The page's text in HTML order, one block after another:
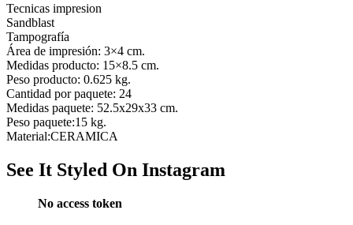
Tecnicas impresion
Sandblast
Tampografía
Área de impresión: 3×4 cm.
Medidas producto: 15×8.5 cm.
Peso producto: 0.625 kg.
Cantidad por paquete: 24
Medidas paquete: 52.5x29x33 cm.
Peso paquete:15 kg.
Material:CERAMICA
See It Styled On Instagram
No access token